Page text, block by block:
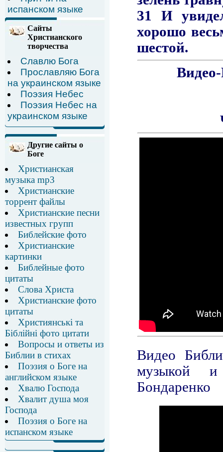
испанском языке
Сайты
Христианского
творчества
Славлю Бога
Прославляю Бога
на украинском языке
Поэзия Небес
Поэзия Небес на
украинском языке
Другие сайты о
Боге
Христианская
музыка mp3
Христианские
торрент файлы
Христианские песни
известных групп
Библейские фото
Христианские
картинки
Библейные фото
цитаты
Слова Христа
Христианские фото
цитаты
Християнські та
Біблійні фото цитати
Вопросы и ответы из
Библии в стихах
Поэзия о Боге на
английском языке
Хвалю Господа
Хвалит душа моя
Господа
Поэзия о Боге на
испанском языке